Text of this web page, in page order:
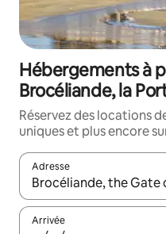
Hébergements à
Brocéliande, la
Réservez des locations
uniques et plus encore
Adresse
Lorsque les résultats
Arrivée